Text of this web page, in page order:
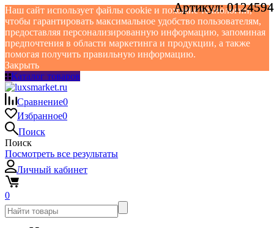
Наш сайт использует файлы cookie и похожие технологии,
чтобы гарантировать максимальное удобство пользователям,
предоставляя персонализированную информацию, запоминая
предпочтения в области маркетинга и продукции, а также
помогая получить правильную информацию.
Закрыть
Каталог товаров
Сравнение0
Избранное0
Поиск
Поиск
Посмотреть все результаты
Личный кабинет
0
Артикул:0124594
Артикул:0124594